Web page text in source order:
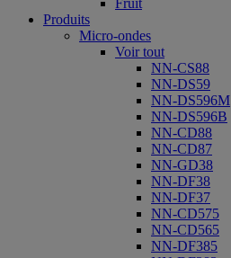
Fruit
Produits
Micro-ondes
Voir tout
NN-CS88
NN-DS59
NN-DS596M
NN-DS596B
NN-CD88
NN-CD87
NN-GD38
NN-DF38
NN-DF37
NN-CD575
NN-CD565
NN-DF385